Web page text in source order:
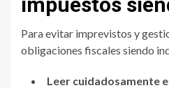
Para evitar imprevistos y
obligaciones fiscales siendo
Leer cuidadosamente